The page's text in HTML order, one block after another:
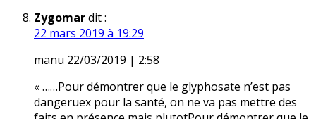
Zygomardit :
22 mars 2019 à 19:29
manu 22/03/2019 | 2:58
« ……Pour démontrer que le glyphosate n’est pas
dangeruex pour la santé, on ne va pas mettre des